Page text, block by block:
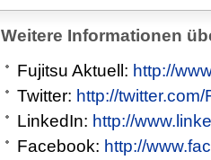
Weitere Informationen
Fujitsu Aktuell: http://
Twitter: http://
LinkedIn: http://
Facebook: http://